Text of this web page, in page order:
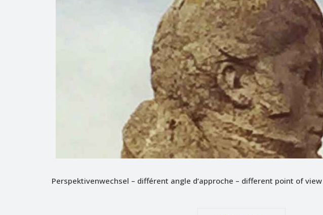
Perspektivenwechsel – différent angle d‘approche – different point of view